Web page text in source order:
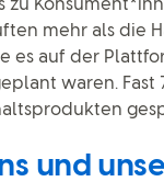
zu
mehr als die
es auf der
waren. Fast
und